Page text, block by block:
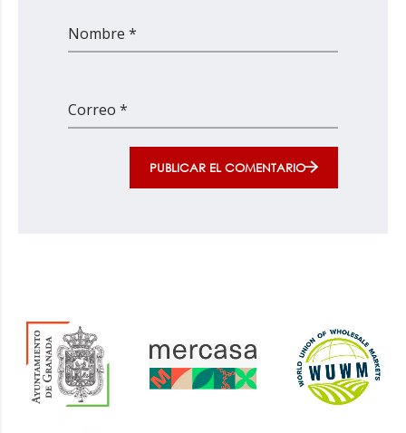
Nombre *
Correo *
PUBLICAR EL COMENTARIO